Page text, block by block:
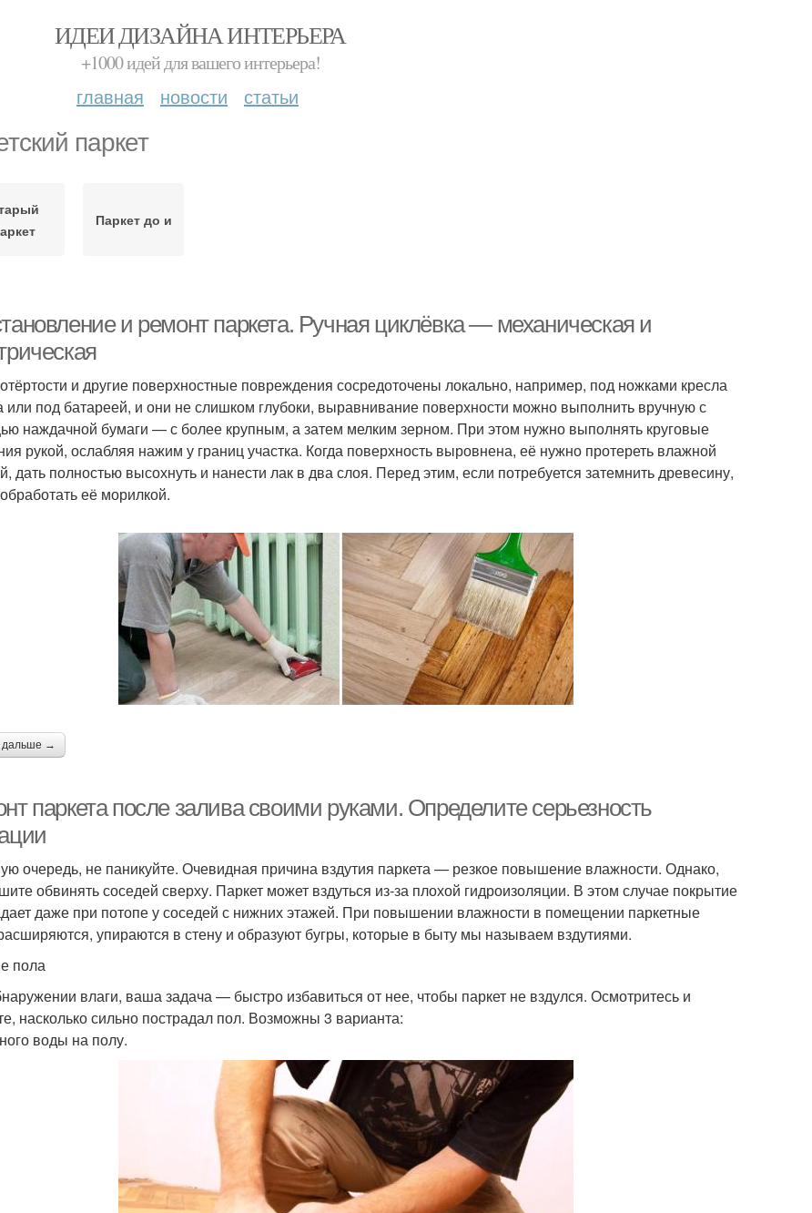
ИДЕИ ДИЗАЙНА ИНТЕРЬЕРА
+1000 идей для вашего интерьера!
главная новости статьи
паркет
Паркет до и
и ремонт паркета. Ручная циклёвка — механическая и
и другие поверхностные повреждения сосредоточены локально, например, под ножками кресла
или под батареей, и они не слишком глубоки, выравнивание поверхности можно выполнить вручную с
наждачной бумаги — с более крупным, а затем мелким зерном. При этом нужно выполнять круговые
рукой, ослабляя нажим у границ участка. Когда поверхность выровнена, её нужно протереть влажной
дать полностью высохнуть и нанести лак в два слоя. Перед этим, если потребуется затемнить древесину,
её морилкой.
дальше →
паркета после залива своими руками. Определите серьезность
очередь, не паникуйте. Очевидная причина вздутия паркета — резкое повышение влажности. Однако,
обвинять соседей сверху. Паркет может вздуться из-за плохой гидроизоляции. В этом случае покрытие
даже при потопе у соседей с нижних этажей. При повышении влажности в помещении паркетные
упираются в стену и образуют бугры, которые в быту мы называем вздутиями.
пола
влаги, ваша задача — быстро избавиться от нее, чтобы паркет не вздулся. Осмотритесь и
насколько сильно пострадал пол. Возможны 3 варианта:
воды на полу.